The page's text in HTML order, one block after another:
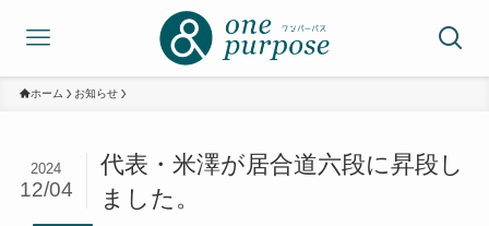
ホーム お知らせ
代表・米澤が居合道六段に昇段し
ました。
2024
12/04